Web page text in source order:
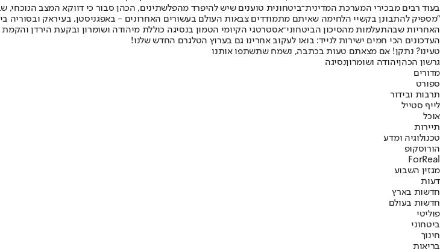
בעוד רבים מבכירי המערכת המדינית־ביטחונית טוענים שיש להיפרד מהפלשתינים, הכהן סבור כי דווקא המצב
"מספיק להתבונן בקשיי הלחימה שאיתם מתמודדים צבאות העולם בעשורים האחרונים - באפגניסטן, בעיראק ובסוריה
האחריות שבהתעלמות מהסיכון הביטחוני־אסטרטגי הקיומי הטמון בנסיגה כוללת מיהודה ושומרון ובקעת הירדן
העדכונים הכי חמים ישירות לנייד: בואו לעקוב אחרינו גם בערוץ הטלגרם החדש שלנו!
טעינו? נתקן! אם מצאתם טעות בכתבה, נשמח שתשתפו אותנו
גרשון הכהןיהודה ושומרוןנסיגה
מדורים
ספורט
תרבות ובידור
לייף סטייל
אוכל
תיירות
טכנולוגיה ומדע
הורוסקופ
ForReal
מגזין השבוע
דעות
חדשות בארץ
חדשות בעולם
פוליטי
ביטחוני
חינוך
בריאות